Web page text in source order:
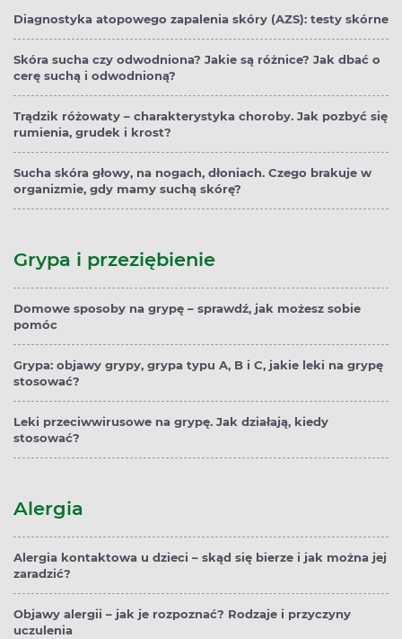
Diagnostyka atopowego zapalenia skóry (AZS): testy skórne
Skóra sucha czy odwodniona? Jakie są różnice? Jak dbać o
cerę suchą i odwodnioną?
Trądzik różowaty – charakterystyka choroby. Jak pozbyć się
rumienia, grudek i krost?
Sucha skóra głowy, na nogach, dłoniach. Czego brakuje w
organizmie, gdy mamy suchą skórę?
Grypa i przeziębienie
Domowe sposoby na grypę – sprawdź, jak możesz sobie
pomóc
Grypa: objawy grypy, grypa typu A, B i C, jakie leki na grypę
stosować?
Leki przeciwwirusowe na grypę. Jak działają, kiedy
stosować?
Alergia
Alergia kontaktowa u dzieci – skąd się bierze i jak można jej
zaradzić?
Objawy alergii – jak je rozpoznać? Rodzaje i przyczyny
uczulenia